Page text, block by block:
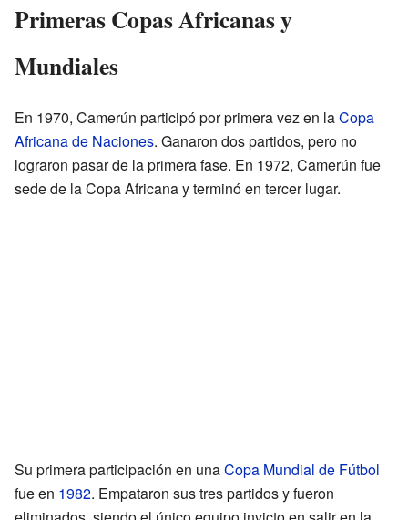
Primeras Copas Africanas y
Mundiales
En 1970, Camerún participó por primera vez en laCopa
Africana de Naciones. Ganaron dos partidos, pero no
lograron pasar de la primera fase. En 1972, Camerún fue
sede de la Copa Africana y terminó en tercer lugar.
Su primera participación en unaCopa Mundial de Fútbol
fue en 1982. Empataron sus tres partidos y fueron